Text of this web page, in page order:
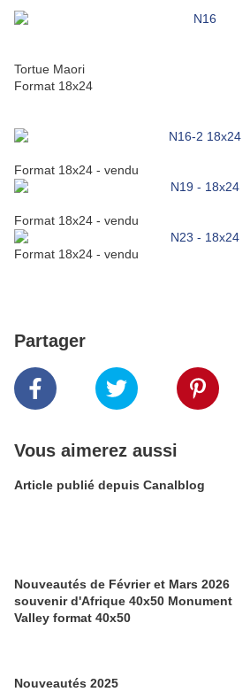
Tortue Maori
Format 18x24
Format 18x24 - vendu
Format 18x24 - vendu
Format 18x24 - vendu
Partager
Vous aimerez aussi
Article publié depuis Canalblog
Nouveautés de Février et Mars 2026
souvenir d'Afrique 40x50 Monument
Valley format 40x50
Nouveautés 2025